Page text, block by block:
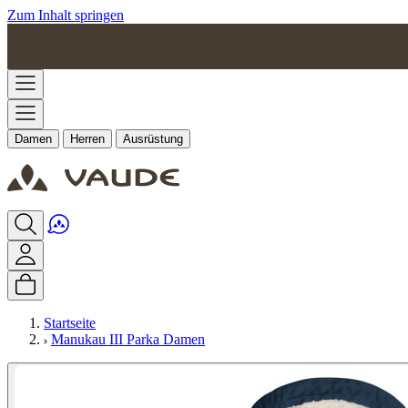
Zum Inhalt springen
Damen Herren Ausrüstung
Startseite
Manukau III Parka Damen